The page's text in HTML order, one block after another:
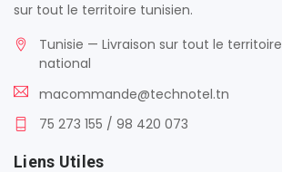
sur tout le territoire tunisien.
Tunisie — Livraison sur tout le territoire
national
macommande@technotel.tn
75 273 155 / 98 420 073
Liens Utiles